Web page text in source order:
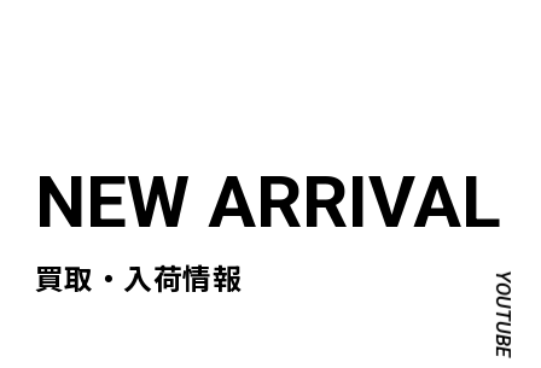
買取・入荷情報 YOUTUBE